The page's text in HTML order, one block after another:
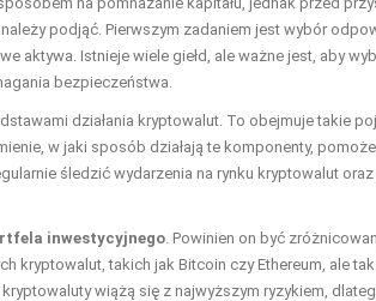
podjąć. Pierwszym zadaniem jest wybór
aktywa. Istnieje wiele giełd, ale ważne jest, aby
bezpieczeństwa.
działania kryptowalut. To obejmuje takie
w jaki sposób działają te komponenty,
śledzić wydarzenia na rynku kryptowalut
inwestycyjnego . Powinien on być
kryptowalut, takich jak Bitcoin czy Ethereum, ale
wiążą się z najwyższym ryzykiem,